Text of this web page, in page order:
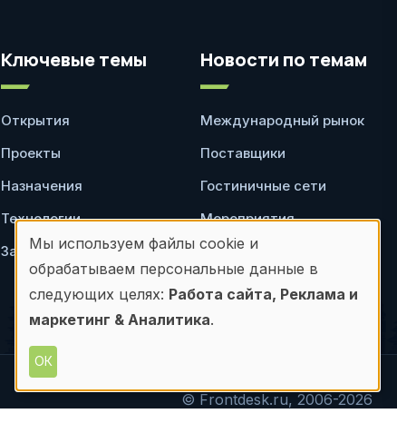
Ключевые темы
Открытия
Проекты
Назначения
Технологии
Законодательство
Новости по темам
Международный рынок
Поставщики
Гостиничные сети
Мероприятия
Ресторан
© Frontdesk.ru, 2006-2026
Использование
персональных
данных
и
файлов
Мы используем файлы cookie и
обрабатываем персональные данные в
следующих целях: Работа сайта, Реклама и
маркетинг & Аналитика.
ОК